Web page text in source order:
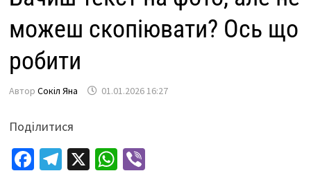
можеш скопіювати? Ось що
робити
Автор Сокіл Яна 01.01.2026 16:27
Поділитися
Fa Te X W Vi